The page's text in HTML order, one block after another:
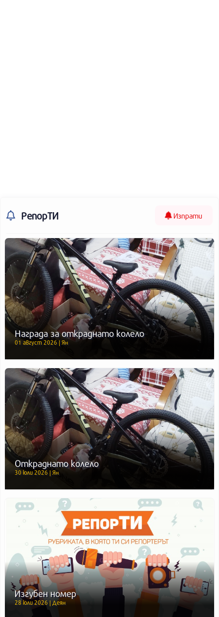
РепорТИ Изпрати
Награда за откраднато колело
01 август 2026 | Ян
Откраднато колело
30 юли 2026 | Ян
Изгубен номер
28 юли 2026 | Деян